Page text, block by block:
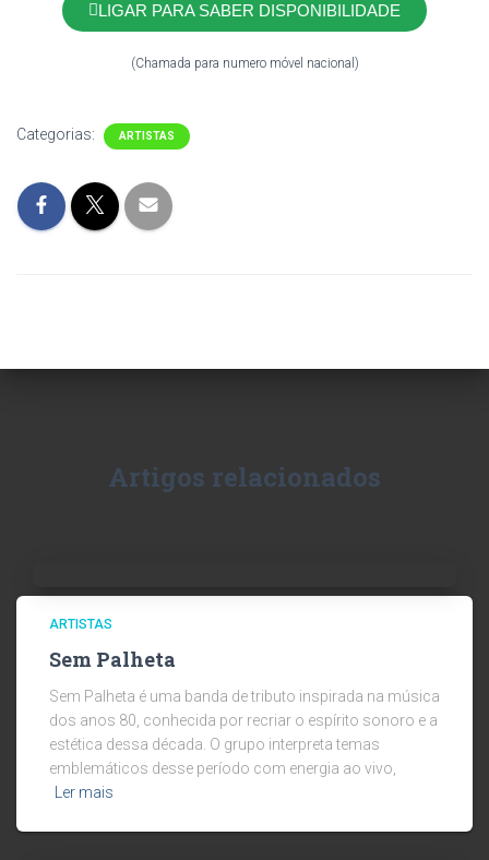
LIGAR PARA SABER DISPONIBILIDADE
(Chamada para numero móvel nacional)
Categorias: ARTISTAS
Artigos relacionados
ARTISTAS
Sem Palheta
Sem Palheta é uma banda de tributo inspirada na música
dos anos 80, conhecida por recriar o espírito sonoro e a
estética dessa década. O grupo interpreta temas
emblemáticos desse período com energia ao vivo,
Ler mais